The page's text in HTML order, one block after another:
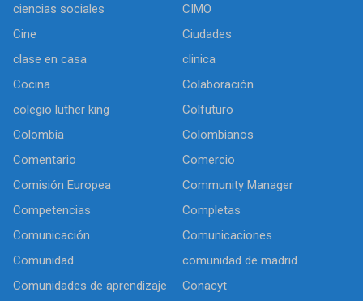
ciencias sociales
CIMO
Cine
Ciudades
clase en casa
clinica
Cocina
Colaboración
colegio luther king
Colfuturo
Colombia
Colombianos
Comentario
Comercio
Comisión Europea
Community Manager
Competencias
Completas
Comunicación
Comunicaciones
Comunidad
comunidad de madrid
Comunidades de aprendizaje
Conacyt